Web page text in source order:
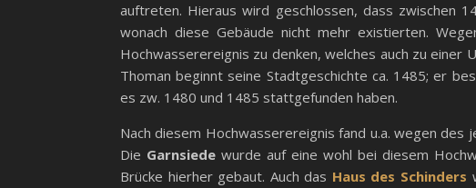
auftreten. Hieraus wird geschlossen, dass zwischen
wonach diese Gebäude nicht mehr existierten.
Hochwasserereignis zu denken, welches auch zu einer
Thoman beginnt seine Stadtgeschichte ca. 1485; er
es zw. 1480 und 1485 stattgefunden haben.
Nach diesem Hochwasserereignis fand u.a. wegen
Die Garnsiede wurde auf eine wohl bei diesem
Brücke hierher gebaut. Auch das Haus des Schinders